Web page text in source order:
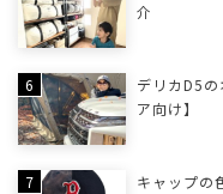
介
デリカD5
ア向け】
キャップの